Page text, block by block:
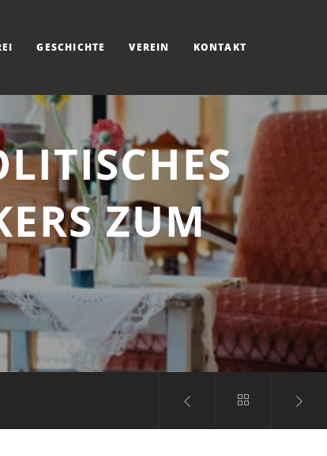
GESCHICHTE VEREIN KONTAKT
ZUM